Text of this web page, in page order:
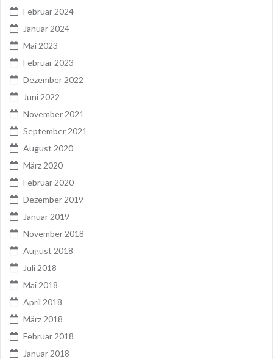
Februar 2024
Januar 2024
Mai 2023
Februar 2023
Dezember 2022
Juni 2022
November 2021
September 2021
August 2020
März 2020
Februar 2020
Dezember 2019
Januar 2019
November 2018
August 2018
Juli 2018
Mai 2018
April 2018
März 2018
Februar 2018
Januar 2018